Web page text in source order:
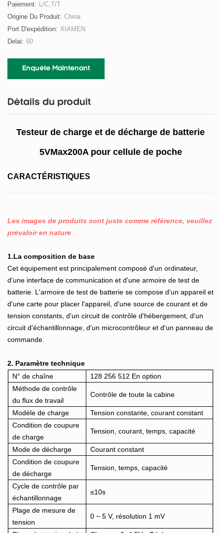
Paiement: L/C,T/T
Origine Du Produit: China
Port D'expédition: XIAMEN
Delai: 60
Enquête Maintenant
Détails du produit
Testeur de charge et de décharge de batterie
5VMax200A pour cellule de poche
CARACTÉRISTIQUES
Les images de produits sont juste comme référence, veuillez
prévaloir en nature
1.La composition de base
Cet équipement est principalement composé d'un ordinateur,
d'une interface de communication et d'une armoire de test de
batterie. L'armoire de test de batterie se compose d'un appareil et
d'une carte pour placer l'appareil, d'une source de courant et de
tension constants, d'un circuit de contrôle d'hébergement, d'un
circuit d'échantillonnage, d'un microcontrôleur et d'un panneau de
commande.
2. Paramètre technique
N° de chaîne
128 256 512 En option
Méthode de contrôle
du flux de travail
Contrôle de toute la cabine
Modèle de charge
Tension constante, courant constant
Condition de coupure
de charge
Tension, courant, temps, capacité
Mode de décharge
Courant constant
Condition de coupure
de décharge
Tension, temps, capacité
Cycle de contrôle par
échantillonnage
≤10s
Plage de mesure de
tension
0 ~ 5 V, résolution 1 mV